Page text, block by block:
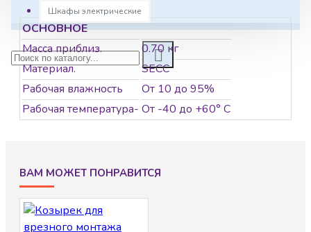
Шкафы электрические
ОСНОВНОЕ
Масса приблиз.
0.70 кг
Материал.
SECC
Рабочая влажность
От 10 до 95%
Рабочая температура- От -40 до +60° C
ВАМ МОЖЕТ ПОНРАВИТСЯ